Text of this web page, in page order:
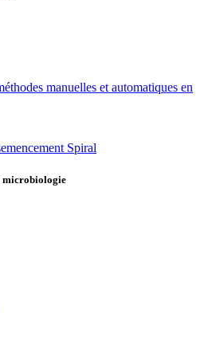
manuelles et automatiques en
Spiral
microbiologie